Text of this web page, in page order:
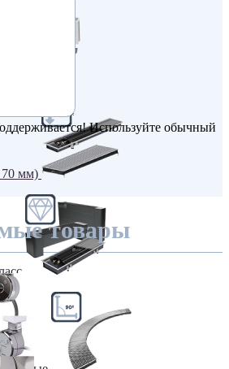
70 мм)
Используйте обычный
товары